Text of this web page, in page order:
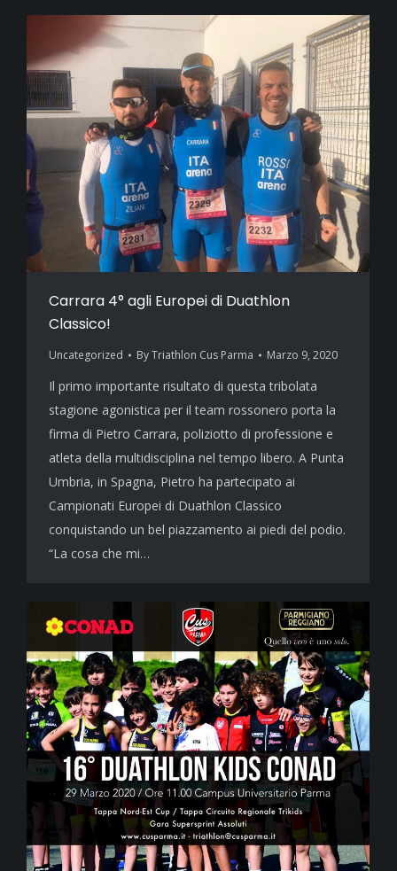
Carrara 4° agli Europei di Duathlon
Classico!
Uncategorized ByTriathlon Cus Parma Marzo 9, 2020
Il primo importante risultato di questa tribolata
stagione agonistica per il team rossonero porta la
firma di Pietro Carrara, poliziotto di professione e
atleta della multidisciplina nel tempo libero. A Punta
Umbria, in Spagna, Pietro ha partecipato ai
Campionati Europei di Duathlon Classico
conquistando un bel piazzamento ai piedi del podio.
“La cosa che mi…